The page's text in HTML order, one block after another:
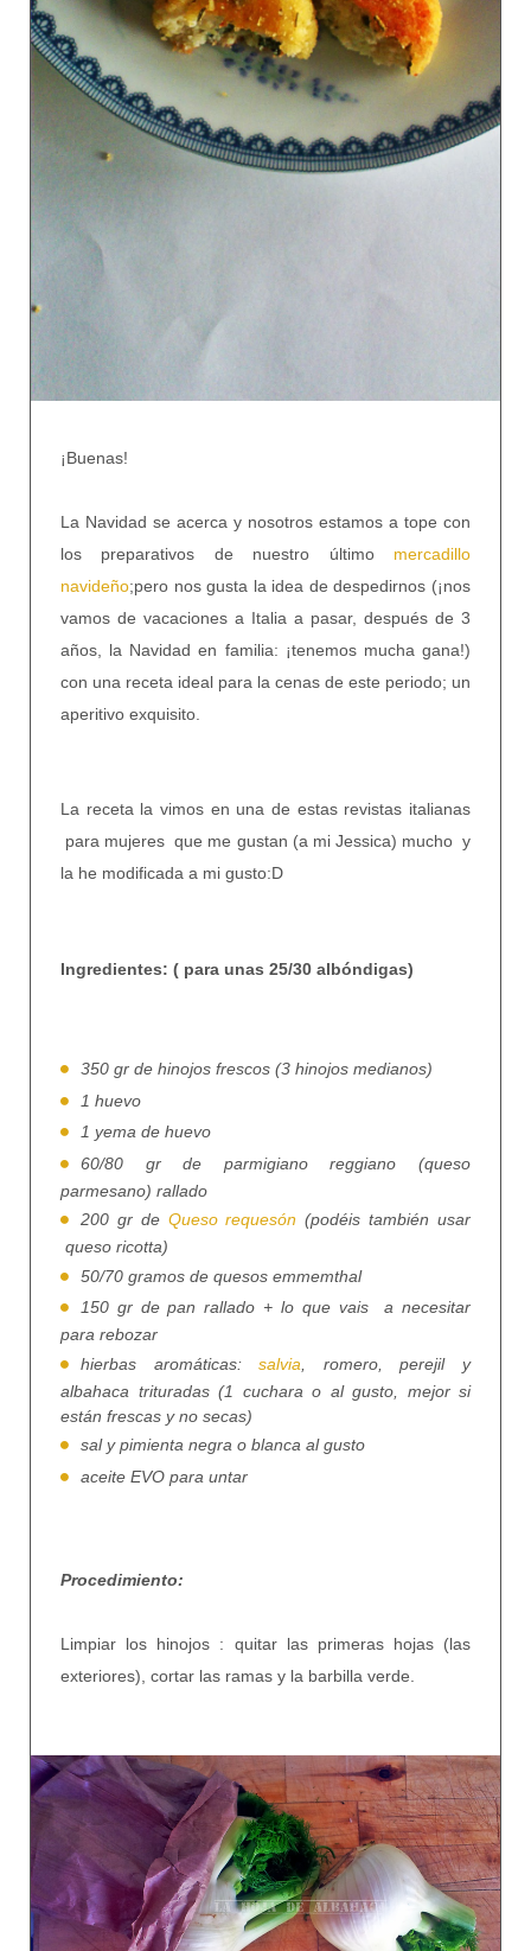
¡Buenas!
La Navidad se acerca y nosotros estamos a tope con
los preparativos de nuestro últimomercadillo
navideño;pero nos gusta la idea de despedirnos (¡nos
vamos de vacaciones a Italia a pasar, después de 3
años, la Navidad en familia: ¡tenemos mucha gana!)
con una receta ideal para la cenas de este periodo; un
aperitivo exquisito.
La receta la vimos en una de estas revistas italianas
para mujeres que me gustan (a mi Jessica) mucho y
la he modificada a mi gusto:D
Ingredientes: ( para unas 25/30 albóndigas)
350 gr de hinojos frescos (3 hinojos medianos)
1 huevo
1 yema de huevo
60/80 gr de parmigiano reggiano (queso
parmesano) rallado
200 gr de Queso requesón (podéis también usar
queso ricotta)
50/70 gramos de quesos emmemthal
150 gr de pan rallado + lo que vais a necesitar
para rebozar
hierbas aromáticas:salvia , romero, perejil y
albahaca trituradas (1 cuchara o al gusto, mejor si
están frescas y no secas)
sal y pimienta negra o blanca al gusto
aceite EVO para untar
Procedimiento:
Limpiar los hinojos : quitar las primeras hojas (las
exteriores), cortar las ramas y la barbilla verde.